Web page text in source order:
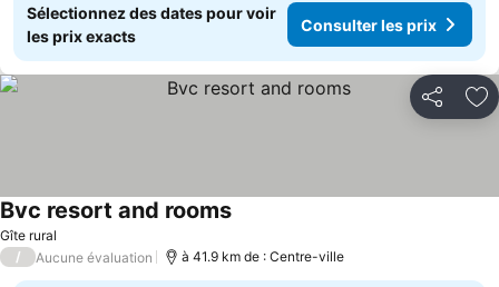
Sélectionnez des dates pour voir
les prix exacts
Consulter les prix
Partager
Gîte rural
Bvc resort and rooms
/ Aucune évaluation à 41.9 km de : Centre-ville